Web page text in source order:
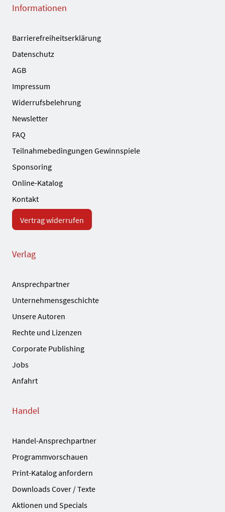
Informationen
Barrierefreiheitserklärung
Datenschutz
AGB
Impressum
Widerrufsbelehrung
Newsletter
FAQ
Teilnahmebedingungen Gewinnspiele
Sponsoring
Online-Katalog
Kontakt
Vertrag widerrufen
Verlag
Ansprechpartner
Unternehmensgeschichte
Unsere Autoren
Rechte und Lizenzen
Corporate Publishing
Jobs
Anfahrt
Handel
Handel-Ansprechpartner
Programmvorschauen
Print-Katalog anfordern
Downloads Cover / Texte
Aktionen und Specials